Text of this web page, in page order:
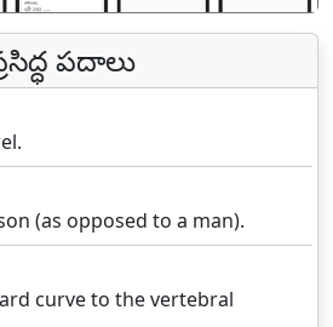
పదాలు
(as opposed to a man).
curve to the vertebral